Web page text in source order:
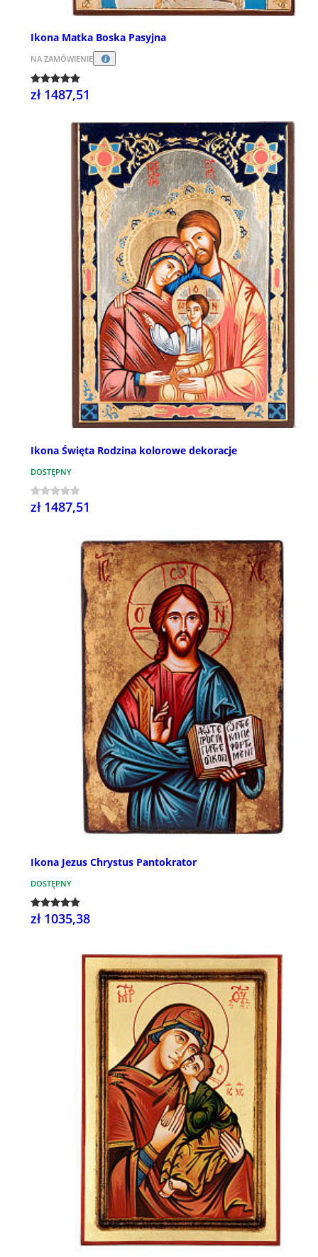
Ikona Matka Boska Pasyjna
NA ZAMÓWIENIE
zł 1487,51
Ikona Święta Rodzina kolorowe dekoracje
DOSTĘPNY
zł 1487,51
Ikona Jezus Chrystus Pantokrator
DOSTĘPNY
zł 1035,38